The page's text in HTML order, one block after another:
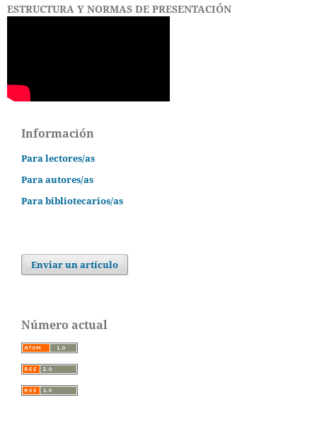
ESTRUCTURA Y NORMAS DE PRESENTACIÓN
Información
Para lectores/as
Para autores/as
Para bibliotecarios/as
Enviar un artículo
Número actual